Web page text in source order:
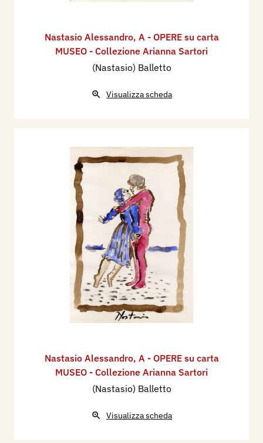
Nastasio Alessandro, A - OPERE su carta
MUSEO - Collezione Arianna Sartori
(Nastasio) Balletto
Visualizza scheda
Nastasio Alessandro, A - OPERE su carta
MUSEO - Collezione Arianna Sartori
(Nastasio) Balletto
Visualizza scheda